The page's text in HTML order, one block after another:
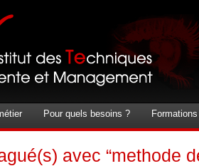
Pour quels besoins ? Formations
avec “methode